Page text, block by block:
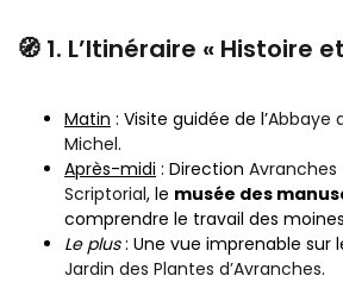
🧭 1. L’Itinéraire « Histoire
Matin : Visite guidée de l’Abbaye
Michel.
Après-midi : Direction Avranches
Scriptorial, le musée des
comprendre le travail des
Le plus: Une vue imprenable sur
Jardin des Plantes d’Avranches.